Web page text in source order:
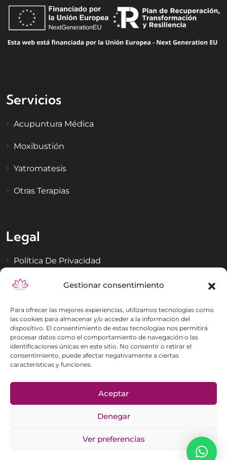
Gestionar consentimiento
Para ofrecer las mejores experiencias, utilizamos tecnologías como
las cookies para almacenar y/o acceder a la información del
dispositivo. El consentimiento de estas tecnologías nos permitirá
procesar datos como el comportamiento de navegación o las
identificaciones únicas en este sitio. No consentir o retirar el
consentimiento, puede afectar negativamente a ciertas
características y funciones.
Aceptar
Denegar
Ver preferencias
Servicios
Acupuntura Médica
Moxibustión
Yatromatesis
Otras Terapias
Legal
Política De Privacidad
Aviso Legal
Contacto
C/ Cortes de Aragón, 29 (Zona Centro) 50005
Zaragoza
Inavardun@gmail.com